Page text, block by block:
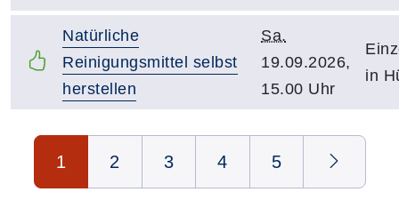
Natürliche
Reinigungsmittel selbst
herstellen
Sa.
19.09.2026,
15.00 Uhr
in
Seite 1 von 5
1 2 3 4 5